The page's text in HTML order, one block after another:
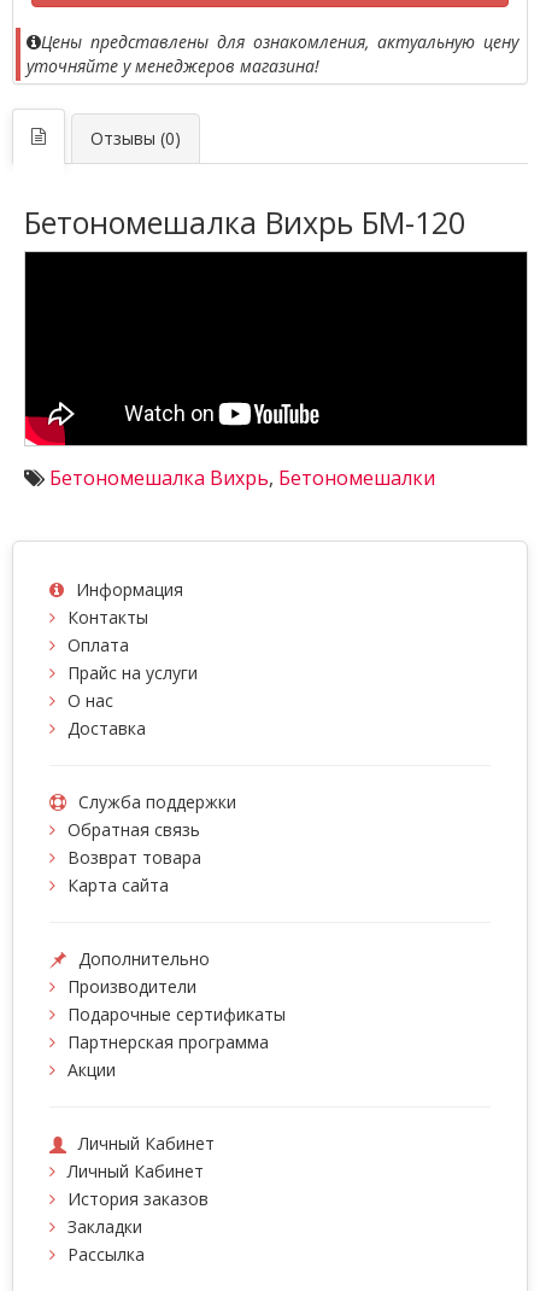
Цены представлены для ознакомления, актуальную цену
уточняйте у менеджеров магазина!
Отзывы (0)
Бетономешалка Вихрь БМ-120
Бетономешалка Вихрь, Бетономешалки
Информация
Контакты
Оплата
Прайс на услуги
О нас
Доставка
Служба поддержки
Обратная связь
Возврат товара
Карта сайта
Дополнительно
Производители
Подарочные сертификаты
Партнерская программа
Акции
Личный Кабинет
Личный Кабинет
История заказов
Закладки
Рассылка